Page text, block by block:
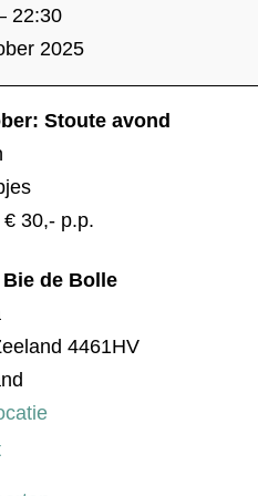
22:30
2025
Stoute avond
30,- p.p.
de Bolle
4461HV
Slijterij